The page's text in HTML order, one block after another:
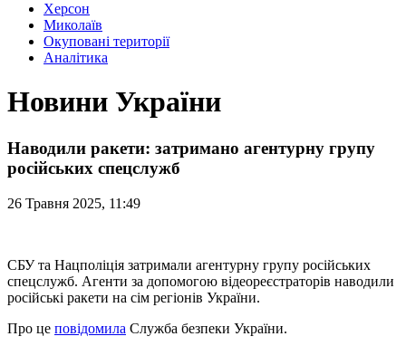
Херсон
Миколаїв
Окуповані території
Аналітика
Новини України
Наводили ракети: затримано агентурну групу
російських спецслужб
26 Травня 2025, 11:49
СБУ та Нацполіція затримали агентурну групу російських
спецслужб. Агенти за допомогою відеореєстраторів наводили
російські ракети на сім регіонів України.
Про це повідомила Служба безпеки України.